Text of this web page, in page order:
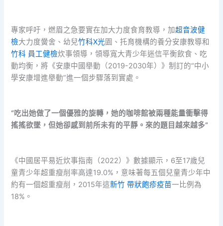
專家呼吁，燃眉之急要實在加大力度食育教導，加超音波健
檢大力度黌舍、幼兒竹科X光園、托育機構的養分安康教導和
竹科 員工健檢炊事領導，領導寬大青少年迷信平衡飲食、吃
動均衡，將《安康中國舉動（2019-2030年）》制訂的“中小
學安康增進舉動”進一個步驟落到實處。
“吃出她做了一個優雅的旋轉，她的咖啡館被兩種能量衝擊得
搖搖欲墜，但她卻感到前所未有的平靜。來的題目越來越多”
《中國居平易近炊事指南（2022）》數據顯示，6至17歲兒
童青少年超重瘦削率高達19.0%，意味著每五個兒童青少年中
約有一個超重瘦削，2015年這新竹 帶狀皰疹疫苗一比例為
18%。